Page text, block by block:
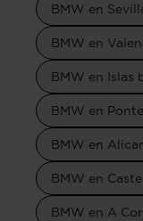
BMW en
BMW en
BMW en Islas
BMW en
BMW en
BMW en
BMW en A